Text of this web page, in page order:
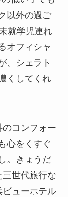
以外の過ご
就学児連れ
オフィシャ
、シェラト
くしてくれ
コンフォー
心をくすぐ
。きょうだ
世代旅行な
ビューホテル